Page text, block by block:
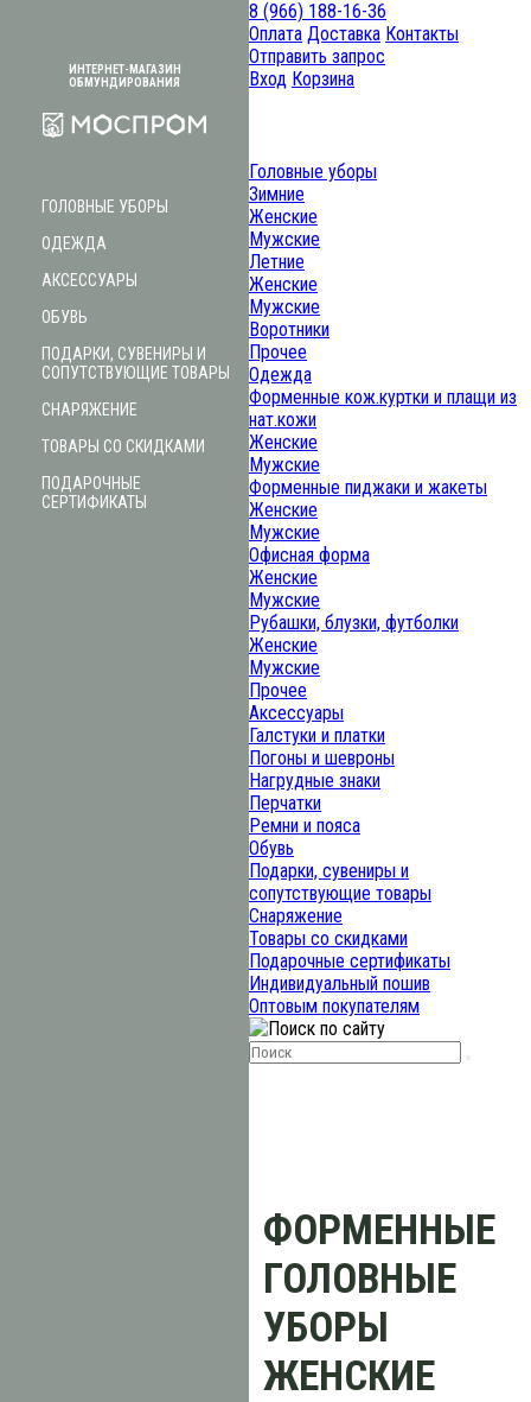
ИНТЕРНЕТ-МАГАЗИН
ОБМУНДИРОВАНИЯ
ГОЛОВНЫЕ УБОРЫ
ОДЕЖДА
АКСЕССУАРЫ
ОБУВЬ
ПОДАРКИ, СУВЕНИРЫ И
СОПУТСТВУЮЩИЕ ТОВАРЫ
СНАРЯЖЕНИЕ
ТОВАРЫ СО СКИДКАМИ
ПОДАРОЧНЫЕ
СЕРТИФИКАТЫ
8 (966) 188-16-36
Оплата Доставка Контакты
Отправить запрос
Вход Корзина
Головные уборы
Зимние
Женские
Мужские
Летние
Женские
Мужские
Воротники
Прочее
Одежда
Форменные кож.куртки и плащи из
нат.кожи
Женские
Мужские
Форменные пиджаки и жакеты
Женские
Мужские
Офисная форма
Женские
Мужские
Рубашки, блузки, футболки
Женские
Мужские
Прочее
Аксессуары
Галстуки и платки
Погоны и шевроны
Нагрудные знаки
Перчатки
Ремни и пояса
Обувь
Подарки, сувениры и
сопутствующие товары
Снаряжение
Товары со скидками
Подарочные сертификаты
Индивидуальный пошив
Оптовым покупателям
ФОРМЕННЫЕ
ГОЛОВНЫЕ
УБОРЫ
ЖЕНСКИЕ